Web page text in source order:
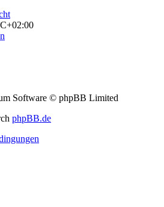
Software © phpBB Limited
phpBB.de